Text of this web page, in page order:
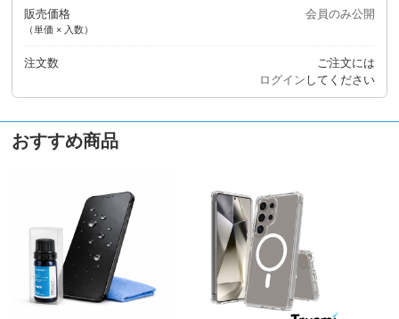
販売価格
（単価 × 入数）
会員のみ公開
注文数
ご注文には
ログイン してください
おすすめ商品